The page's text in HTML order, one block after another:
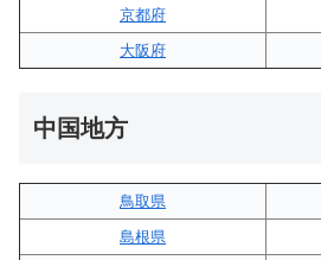
京都府
大阪府
中国地方
鳥取県
島根県